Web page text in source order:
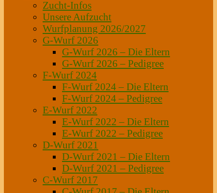
Zucht-Infos
Unsere Aufzucht
Wurfplanung 2026/2027
G-Wurf 2026
G-Wurf 2026 – Die Eltern
G-Wurf 2026 – Pedigree
F-Wurf 2024
F-Wurf 2024 – Die Eltern
F-Wurf 2024 – Pedigree
E-Wurf 2022
E-Wurf 2022 – Die Eltern
E-Wurf 2022 – Pedigree
D-Wurf 2021
D-Wurf 2021 – Die Eltern
D-Wurf 2021 – Pedigree
C-Wurf 2017